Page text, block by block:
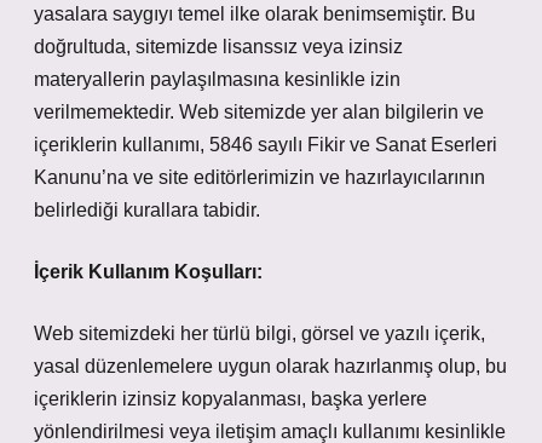
yasalara saygıyı temel ilke olarak benimsemiştir. Bu
doğrultuda, sitemizde lisanssız veya izinsiz
materyallerin paylaşılmasına kesinlikle izin
verilmemektedir. Web sitemizde yer alan bilgilerin ve
içeriklerin kullanımı, 5846 sayılı Fikir ve Sanat Eserleri
Kanunu’na ve site editörlerimizin ve hazırlayıcılarının
belirlediği kurallara tabidir.
İçerik Kullanım Koşulları:
Web sitemizdeki her türlü bilgi, görsel ve yazılı içerik,
yasal düzenlemelere uygun olarak hazırlanmış olup, bu
içeriklerin izinsiz kopyalanması, başka yerlere
yönlendirilmesi veya iletişim amaçlı kullanımı kesinlikle